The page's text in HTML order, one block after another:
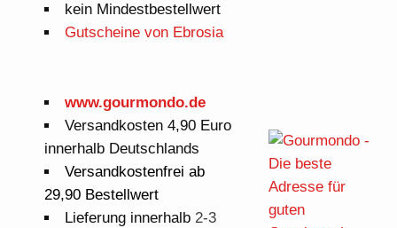
kein Mindestbestellwert
Gutscheine von Ebrosia
www.gourmondo.de
Versandkosten 4,90 Euro
innerhalb Deutschlands
Versandkostenfrei ab
29,90 Bestellwert
Lieferung innerhalb2-3